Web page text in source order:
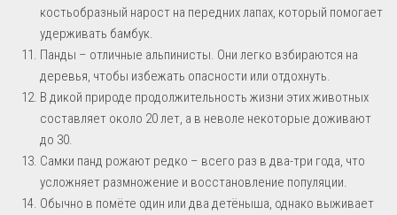
костьобразный нарост на передних лапах, который помогает
удерживать бамбук.
Панды – отличные альпинисты. Они легко взбираются на
деревья, чтобы избежать опасности или отдохнуть.
В дикой природе продолжительность жизни этих животных
составляет около 20 лет, а в неволе некоторые доживают
до 30.
Самки панд рожают редко – всего раз в два-три года, что
усложняет размножение и восстановление популяции.
Обычно в помёте один или два детёныша, однако выживает